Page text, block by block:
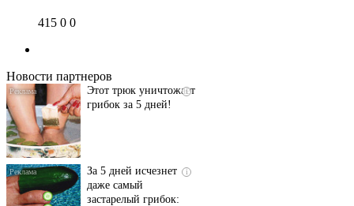
415 0 0
Новости партнеров
i
Этот трюк уничтожает
грибок за 5 дней!
i
За 5 дней исчезнет
даже самый
застарелый грибок: